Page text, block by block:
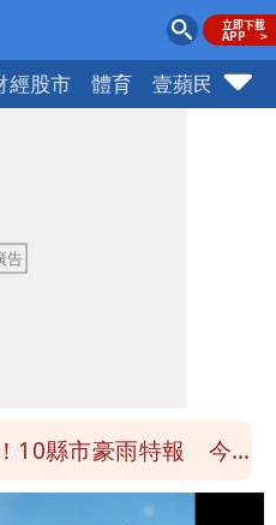
經股市 體育 壹蘋民調
縣明停班課 竹縣山區
是發財的口號
10縣市豪雨特報 今
縣明停班課 竹縣山區